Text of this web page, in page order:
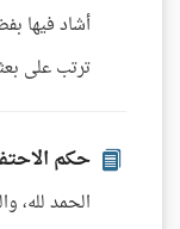
أشاد فيها
ترتب على
حكم
الحمد لله،